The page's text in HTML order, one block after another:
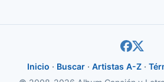
Inicio · Buscar · Artistas A-Z ·